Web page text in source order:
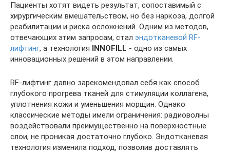
Пациенты хотят видеть результат, сопоставимый с
хирургическим вмешательством, но без наркоза, долгой
реабилитации и риска осложнений. Одним из методов,
отвечающих этим запросам, стал эндотканевой RF-
лифтинг, а технология INNOFILL - одно из самых
инновационных решений в этом направлении.
RF-лифтинг давно зарекомендовал себя как способ
глубокого прогрева тканей для стимуляции коллагена,
уплотнения кожи и уменьшения морщин. Однако
классические методы имели ограничения: радиоволны
воздействовали преимущественно на поверхностные
слои, не проникая достаточно глубоко. Эндотканевая
технология изменила подход, позволив доставлять